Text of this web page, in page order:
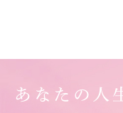
あなたの人